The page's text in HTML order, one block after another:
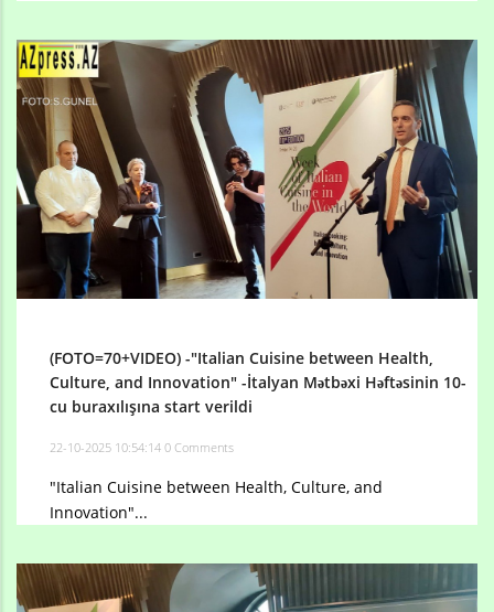
(FOTO=70+VIDEO) -"Italian Cuisine between Health,
Culture, and Innovation" -İtalyan Mətbəxi Həftəsinin 10-
cu buraxılışına start verildi
22-10-2025 10:54:14 0 Comments
"Italian Cuisine between Health, Culture, and
Innovation"...